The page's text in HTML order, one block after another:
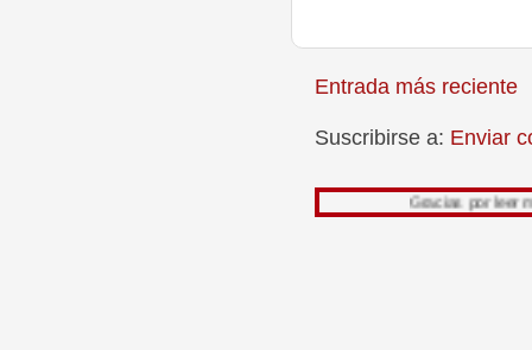
Entrada más reciente
Suscribirse a: Enviar
Gracias por leer mi trabajo,